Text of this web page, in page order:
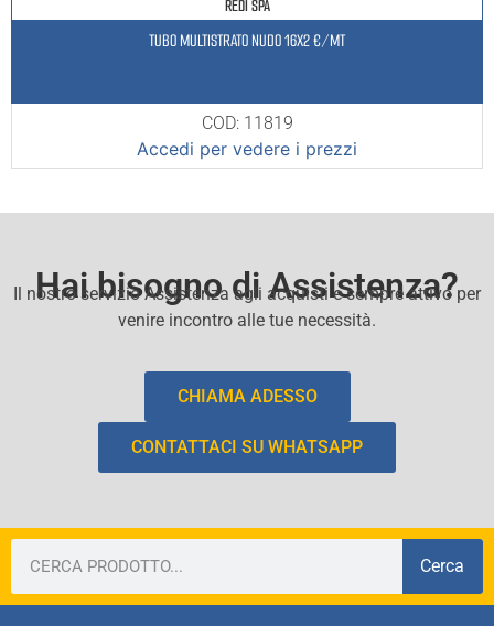
REDI SPA
TUBO MULTISTRATO NUDO 16X2 €/MT
COD: 11819
Accedi per vedere i prezzi
Hai bisogno di Assistenza?
Il nostro servizio Assistenza agli acquisti e sempre attivo per
venire incontro alle tue necessità.
CHIAMA ADESSO
CONTATTACI SU WHATSAPP
Cerca